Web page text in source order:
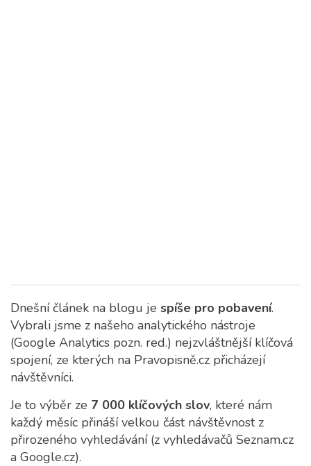
Dnešní článek na blogu je spíše pro pobavení.
Vybrali jsme z našeho analytického nástroje
(Google Analytics pozn. red.) nejzvláštnější klíčová
spojení, ze kterých na Pravopisně.cz přicházejí
návštěvníci.
Je to výběr ze 7 000 klíčových slov, které nám
každý měsíc přináší velkou část návštěvnost z
přirozeného vyhledávání (z vyhledávačů Seznam.cz
a Google.cz).